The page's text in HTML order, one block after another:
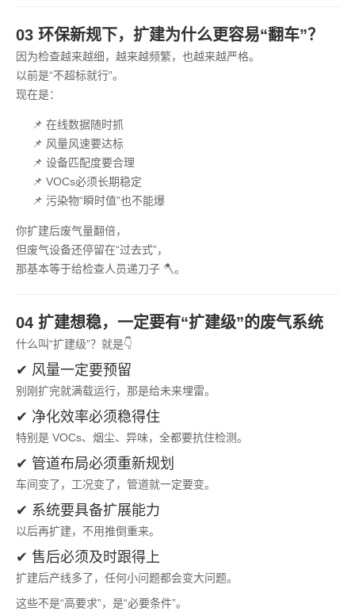
03 环保新规下，扩建为什么更容易“翻车”？
因为检查越来越细，越来越频繁，也越来越严格。
以前是“不超标就行”。
现在是：
📌 在线数据随时抓
📌 风量风速要达标
📌 设备匹配度要合理
📌 VOCs必须长期稳定
📌 污染物“瞬时值”也不能爆
你扩建后废气量翻倍，
但废气设备还停留在“过去式”，
那基本等于给检查人员递刀子 🪓。
04 扩建想稳，一定要有“扩建级”的废气系统
什么叫“扩建级”？就是👇
✔ 风量一定要预留
别刚扩完就满载运行，那是给未来埋雷。
✔ 净化效率必须稳得住
特别是 VOCs、烟尘、异味，全都要抗住检测。
✔ 管道布局必须重新规划
车间变了，工况变了，管道就一定要变。
✔ 系统要具备扩展能力
以后再扩建，不用推倒重来。
✔ 售后必须及时跟得上
扩建后产线多了，任何小问题都会变大问题。
这些不是“高要求”，是“必要条件”。